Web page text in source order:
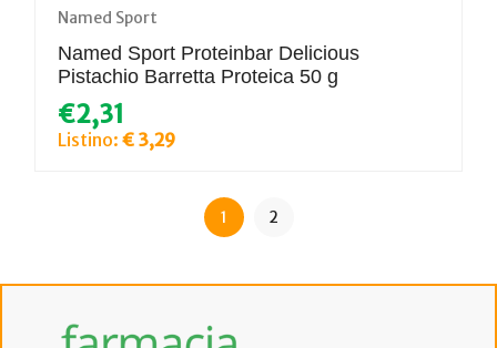
Named Sport
Named Sport Proteinbar Delicious
Pistachio Barretta Proteica 50 g
€2,31
Listino: € 3,29
1 2